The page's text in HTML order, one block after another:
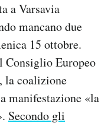
a Varsavia
mancano due
15 ottobre.
Consiglio Europeo
la coalizione
manifestazione «la
Secondo gli